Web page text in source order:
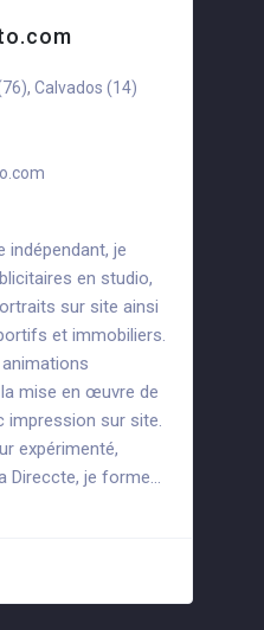
, Calvados (14)
indépendant, je
en studio,
sur site ainsi
et immobiliers.
mise en œuvre de
impression sur site.
expérimenté,
Direccte, je forme…